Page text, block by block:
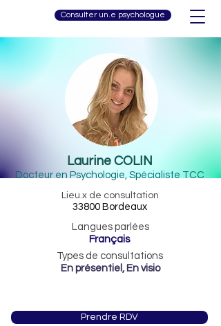
Consulter un.e psychologue
Laurine COLIN
Docteur en Psychologie, Spécialiste TCC
Lieu.x de consultation
33800 Bordeaux
Langues parlées
Français
Types de consultations
En présentiel, En visio
Prendre RDV